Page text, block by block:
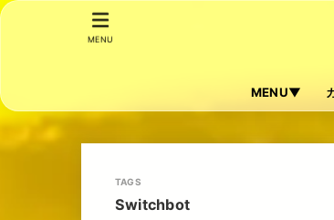
MENU▼
MENU
Switchbot